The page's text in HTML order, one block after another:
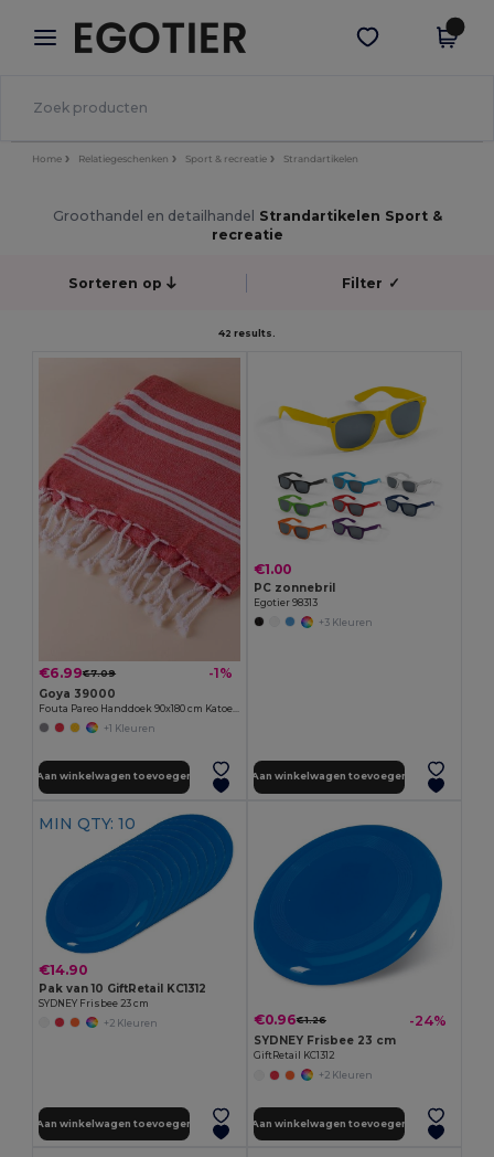
× Egotier-app
Betere prijzen in de app!
Download app
Home Relatiegeschenken Sport & recreatie Strandartikelen
Groothandel en detailhandel Strandartikelen Sport &
recreatie
Sorteren op Filter ✓
42 results.
€6.99€7.09 -1%
Goya 39000
+1 Kleuren
Aan winkelwagen toevoegen
€1.00
PC zonnebril
Egotier 98313
+3 Kleuren
Aan winkelwagen toevoegen
MIN QTY: 10
€14.90
Pak van 10 GiftRetail KC1312
SYDNEY Frisbee 23 cm
+2 Kleuren
Aan winkelwagen toevoegen
€0.96€1.26 -24%
SYDNEY Frisbee 23 cm
GiftRetail KC1312
+2 Kleuren
Aan winkelwagen toevoegen